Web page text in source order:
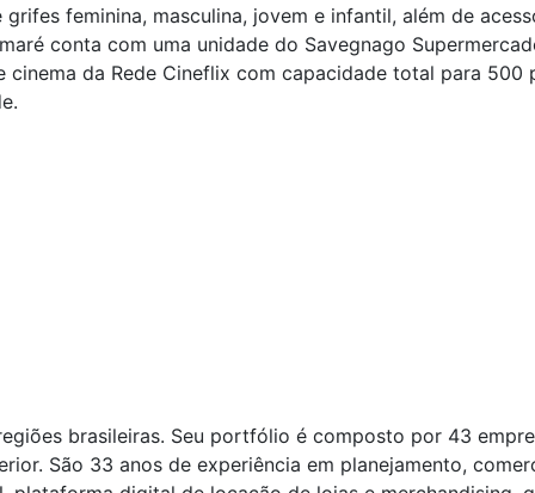
feminina, masculina, jovem e infantil, além de
conta com uma unidade do Savegnago
da Rede Cineflix com capacidade total para 500
brasileiras. Seu portfólio é composto por 43
São 33 anos de experiência em planejamento,